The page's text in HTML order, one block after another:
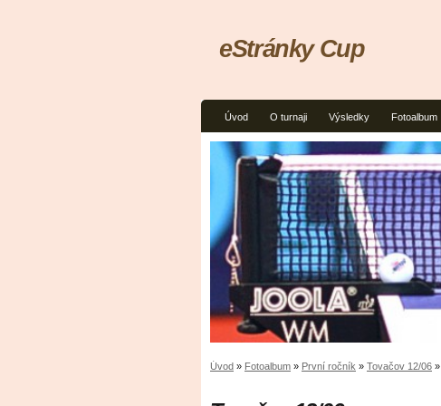
Úvod O turnaji Výsledky Fotoalbum
eStránky Cup
Úvod » Fotoalbum » První ročník » Tovačov 12/06 »